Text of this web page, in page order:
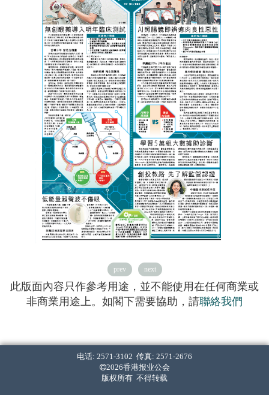
prev next
此版面內容只作參考用途，並不能使用在任何商業或
非商業用途上。如閣下需要協助，請聯絡我們
电话: 2571-3102 传真: 2571-2676
2026香港报业公会
版权所有 不得转载